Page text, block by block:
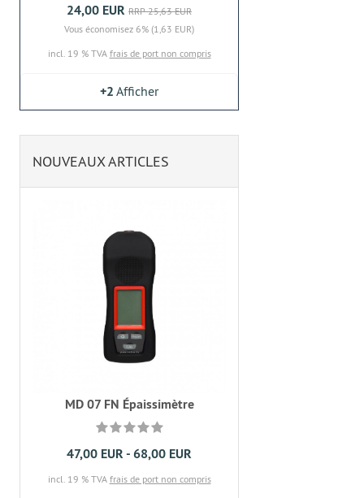
24,00 EUR RRP 25,63 EUR
Vous économisez 6% (1,63 EUR)
incl. 19 % TVA frais de port non compris
+2 Afficher
NOUVEAUX ARTICLES
MD 07 FN Épaissimètre
47,00 EUR - 68,00 EUR
incl. 19 % TVA frais de port non compris